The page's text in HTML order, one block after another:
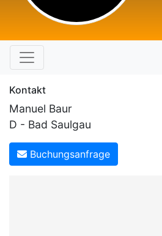
Kontakt
Manuel Baur
D - Bad Saulgau
Buchungsanfrage